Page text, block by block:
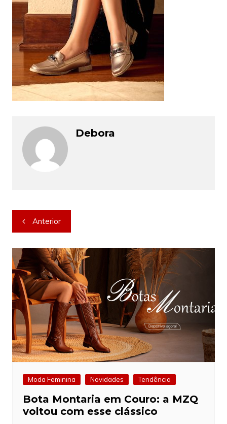
Debora
Navegação
de
Post
Anterior
Moda Feminina Novidades Tendência
Bota Montaria em Couro: a MZQ
voltou com esse clássico